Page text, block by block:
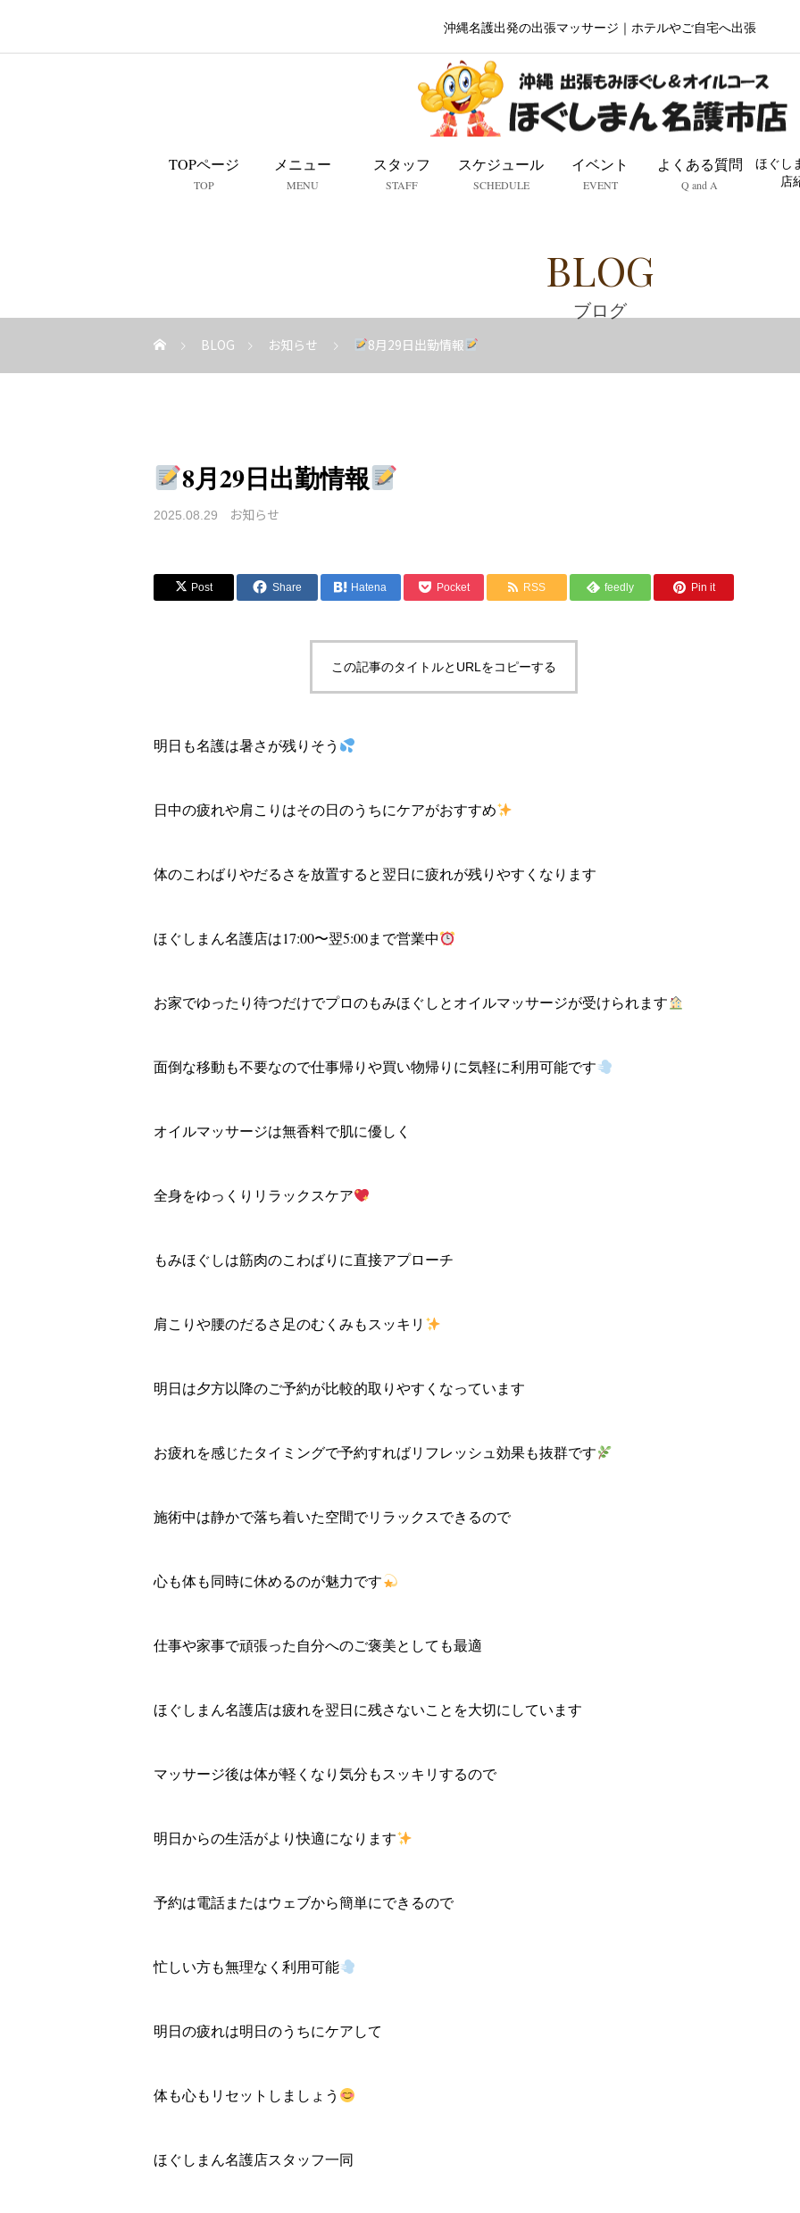
沖縄名護出発の出張マッサージ｜ホテルやご自宅へ出張
TOPページ
TOP
メニュー
MENU
スタッフ
STAFF
スケジュール
SCHEDULE
イベント
EVENT
よくある質問
Q and A
ほぐし
店
BLOG
ブログ
BLOG お知らせ 8月29日出勤情報
8月29日出勤情報
2025.08.29 お知らせ
Post Share Hatena Pocket RSS feedly Pin it
この記事のタイトルとURLをコピーする
明日も名護は暑さが残りそう
日中の疲れや肩こりはその日のうちにケアがおすすめ
体のこわばりやだるさを放置すると翌日に疲れが残りやすくなります
ほぐしまん名護店は17:00〜翌5:00まで営業中
お家でゆったり待つだけでプロのもみほぐしとオイルマッサージが受けられます
面倒な移動も不要なので仕事帰りや買い物帰りに気軽に利用可能です
オイルマッサージは無香料で肌に優しく
全身をゆっくりリラックスケア
もみほぐしは筋肉のこわばりに直接アプローチ
肩こりや腰のだるさ足のむくみもスッキリ
明日は夕方以降のご予約が比較的取りやすくなっています
お疲れを感じたタイミングで予約すればリフレッシュ効果も抜群です
施術中は静かで落ち着いた空間でリラックスできるので
心も体も同時に休めるのが魅力です
仕事や家事で頑張った自分へのご褒美としても最適
ほぐしまん名護店は疲れを翌日に残さないことを大切にしています
マッサージ後は体が軽くなり気分もスッキリするので
明日からの生活がより快適になります
予約は電話またはウェブから簡単にできるので
忙しい方も無理なく利用可能
明日の疲れは明日のうちにケアして
体も心もリセットしましょう
ほぐしまん名護店スタッフ一同